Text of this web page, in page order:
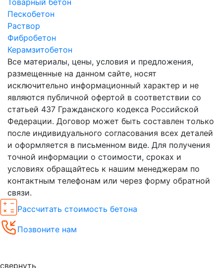
Товарный бетон
Пескобетон
Раствор
Фибробетон
Керамзитобетон
Все материалы, цены, условия и предложения,
размещенные на данном сайте, носят
исключительно информационный характер и не
являются публичной офертой в соответствии со
статьей 437 Гражданского кодекса Российской
Федерации. Договор может быть составлен только
после индивидуального согласования всех деталей
и оформляется в письменном виде. Для получения
точной информации о стоимости, сроках и
условиях обращайтесь к нашим менеджерам по
контактным телефонам или через форму обратной
связи.
Рассчитать стоимость бетона
Позвоните нам
свернуть